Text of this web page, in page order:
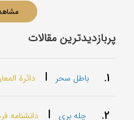
پربازدیدترین مقالات
1. باطل سحر | دائرة
2. چله بری | دانشنامه